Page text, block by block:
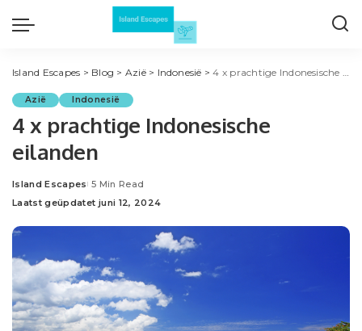
Island Escapes > Blog > Azië> Indonesië >4 x prachtige Indonesische eilanden
Azië Indonesië
4 x prachtige Indonesische
eilanden
Posted
by
Island Escapes 5 Min Read
Laatst geüpdatet juni 12, 2024